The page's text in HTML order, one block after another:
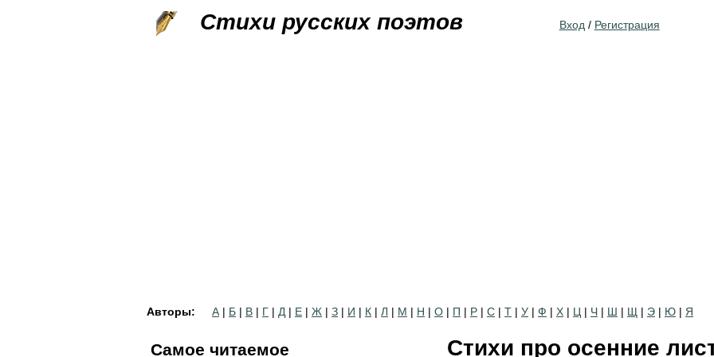
Стихи русских поэтов Вход / Регистрация
Авторы: А | Б | В | Г | Д | Е | Ж | З | И | К | Л | М | Н | О | П | Р | С | Т | У | Ф | Х | Ц | Ч | Ш | Щ | Э | Ю | Я
Стихи про осенние
Самое читаемое